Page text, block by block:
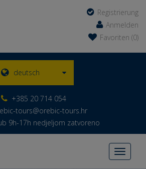
Registrierung
Anmelden
Favoriten (0)
deutsch
+385 20 714 054
tours@orebic-tours.hr
9h-17h nedjeljom zatvoreno
Toggle